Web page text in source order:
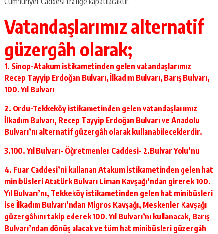
Vatandaşlarımız alternatif
güzergâh olarak;
1. Sinop-Atakum istikametinden gelen vatandaşlarımız
Recep Tayyip Erdoğan Bulvarı, İlkadım Bulvarı, Barış Bulvarı,
100. Yıl Bulvarı
2. Ordu-Tekkeköy istikametinden gelen vatandaşlarımız
İlkadım Bulvarı, Recep Tayyip Erdoğan Bulvarı ve Anadolu
Bulvarı’nı alternatif güzergâh olarak kullanabileceklerdir.
3.100. Yıl Bulvarı- Öğretmenler Caddesi- 2.Bulvar Yolu’nu
4. Fuar Caddesi’ni kullanan Atakum istikametinden gelen hat
minibüsleri Atatürk Bulvarı Liman Kavşağı’ndan girerek 100.
Yıl Bulvarı’nı, Tekkeköy istikametinden gelen hat minibüsleri
ise İlkadım Bulvarı’ndan Migros Kavşağı, Meskenler Kavşağı
güzergâhını takip ederek 100. Yıl Bulvarı’nı kullanacak, Barış
Bulvarı’ndan dönüş alacak ve tüm hat minibüsleri güzergâh